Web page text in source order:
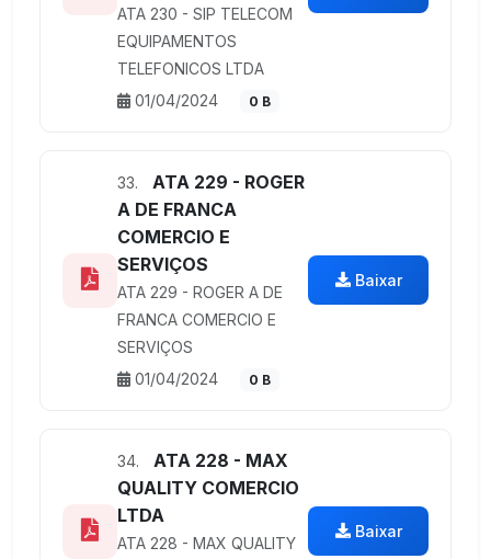
ATA 230 - SIP TELECOM
EQUIPAMENTOS
TELEFONICOS LTDA
01/04/2024
0 B
33.
ATA 229 - ROGER
A DE FRANCA
COMERCIO E
SERVIÇOS
ATA 229 - ROGER A DE
FRANCA COMERCIO E
SERVIÇOS
01/04/2024
0 B
Baixar
34.
ATA 228 - MAX
QUALITY COMERCIO
LTDA
ATA 228 - MAX QUALITY
Baixar